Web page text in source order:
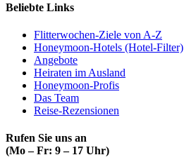
Beliebte Links
Flitterwochen-Ziele von A-Z
Honeymoon-Hotels (Hotel-Filter)
Angebote
Heiraten im Ausland
Honeymoon-Profis
Das Team
Reise-Rezensionen
Rufen Sie uns an
(Mo – Fr: 9 – 17 Uhr)